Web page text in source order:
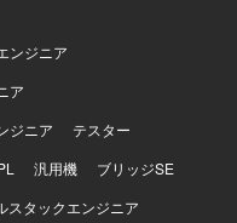
ンジニア
ア
ジニア
テスター
汎用機
ブリッジSE
スタックエンジニア